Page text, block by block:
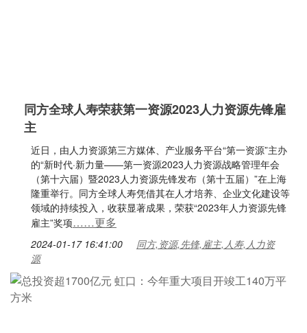
同方全球人寿荣获第一资源2023人力资源先锋雇
主
近日，由人力资源第三方媒体、产业服务平台“第一资源”主办
的“新时代·新力量——第一资源2023人力资源战略管理年会
（第十六届）暨2023人力资源先锋发布（第十五届）”在上海
隆重举行。同方全球人寿凭借其在人才培养、企业文化建设等
领域的持续投入，收获显著成果，荣获“2023年人力资源先锋
雇主”奖项……更多
2024-01-17 16:41:00
同方,资源,先锋,雇主,人寿,人力资
源